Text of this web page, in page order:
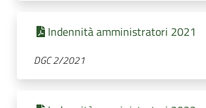
Indennità amministratori 2021
DGC 2/2021